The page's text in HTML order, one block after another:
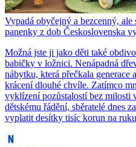
Vypadá obyčejný a bezcenný,
panenky z dob Československa
Možná jste ji jako děti také
babičky v ložnici. Nenápadná
nábytku, která přečkala generace
krácení dlouhé chvíle. Zatímco
vyklízení pozůstalostí bez milosti
dětskému řádění, sběratelé dnes
vyplatit desítky tisíc korun na